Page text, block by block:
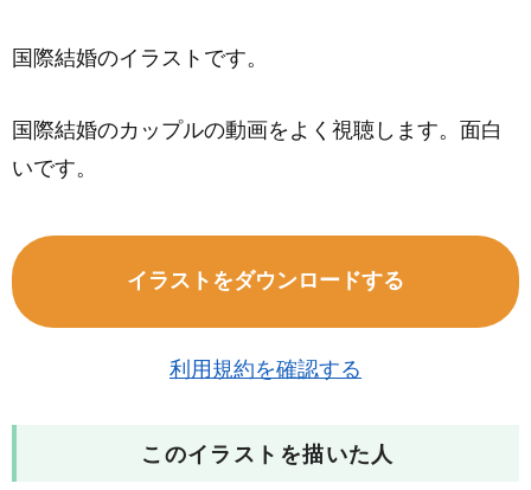
国際結婚のイラストです。
国際結婚のカップルの動画をよく視聴します。面白
いです。
イラストをダウンロードする
利用規約を確認する
このイラストを描いた人